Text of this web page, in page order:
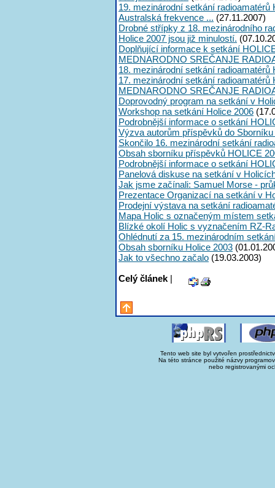
19. mezinárodní setkání
Australská frekvence ... (27.11.2007)
Drobné střípky z 18. mezinárodního
Holice 2007 jsou již minulostí.
Doplňující informace k setkání
MEDNARODNO SREČANJE
18. mezinárodní setkání radioamatérů
17. mezinárodní setkání radioamatérů
MEDNARODNO SREČANJE
Doprovodný program na setkání v
Workshop na setkání Holice 2006
Podrobnější informace o setkání
Výzva autorům příspěvků do
Skončilo 16. mezinárodní setkání
Obsah sborníku příspěvků HOLICE
Podrobnější informace o setkání
Panelová diskuse na setkání v
Jak jsme začínali: Samuel Morse -
Prezentace Organizací na setkání v
Prodejní výstava na setkání
Mapa Holic s označeným místem
Blízké okolí Holic s vyznačením RZ-
Ohlédnutí za 15. mezinárodním
Obsah sborníku Holice 2003
Jak to všechno začalo (19.03.2003)
Celý článek |
Tento web site byl vytvořen
Na této stránce použité názvy
nebo registrovanými